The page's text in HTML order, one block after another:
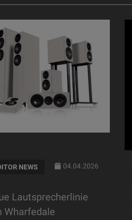
NEWS 04.04.2026
Lautsprecherlinie
Wharfedale